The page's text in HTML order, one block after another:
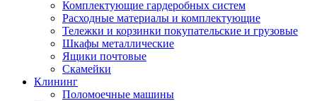
Комплектующие гардеробных систем
Расходные материалы и комплектующие
Тележки и корзинки покупательские и грузовые
Шкафы металлические
Ящики почтовые
Скамейки
Клининг
Поломоечные машины